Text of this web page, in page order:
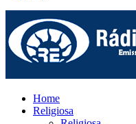
Home
Religiosa